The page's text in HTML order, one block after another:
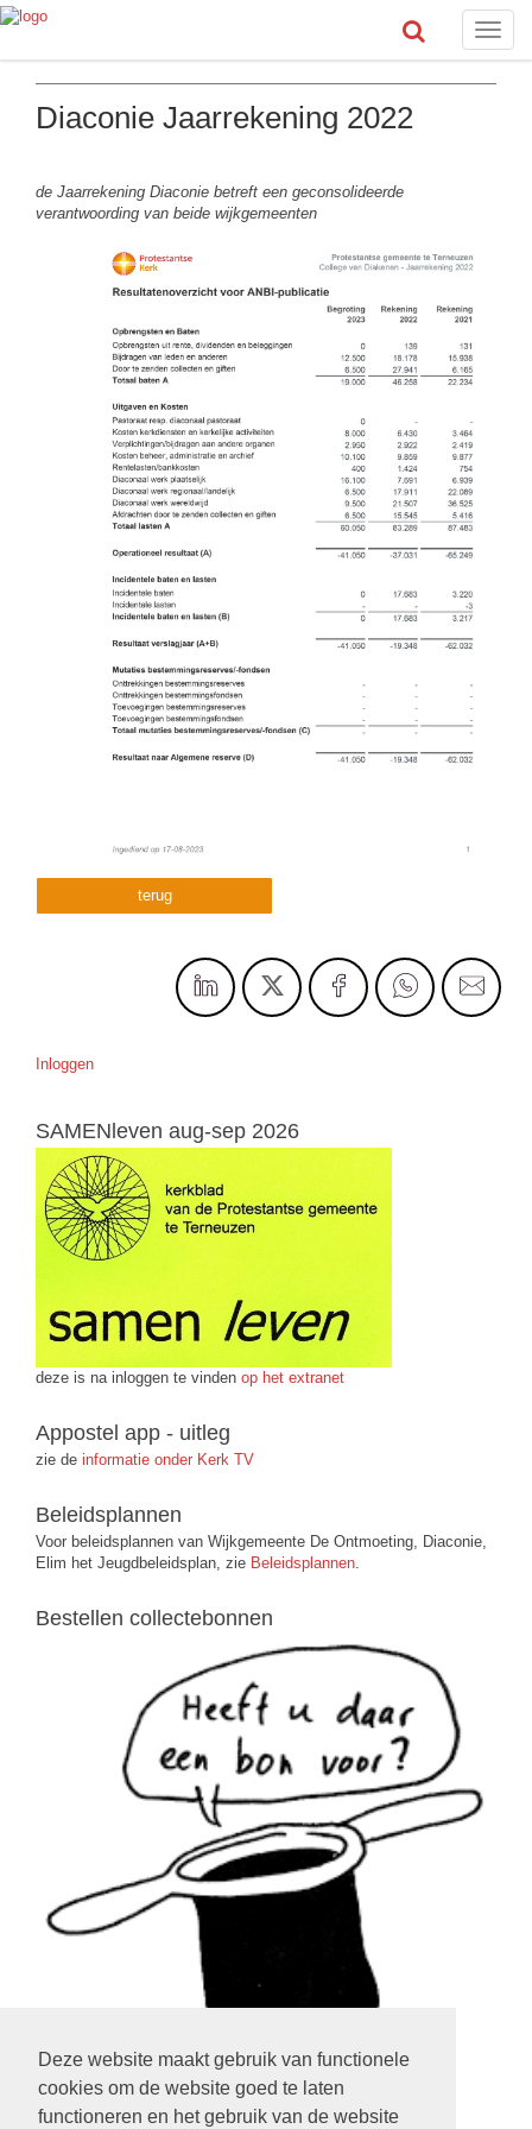
Deze website maakt gebruik van functionele
cookies om de website goed te laten
functioneren en het gebruik van de website
Toggle
Diaconie Jaarrekening 2022
de Jaarrekening Diaconie betreft een geconsolideerde
verantwoording van beide wijkgemeenten
terug
Inloggen
SAMENleven aug-sep 2026
deze is na inloggen te vinden op het extranet
Appostel app - uitleg
zie de informatie onder Kerk TV
Beleidsplannen
Voor beleidsplannen van Wijkgemeente De Ontmoeting, Diaconie,
Elim het Jeugdbeleidsplan, zie Beleidsplannen.
Bestellen collectebonnen
klik op het plaatje